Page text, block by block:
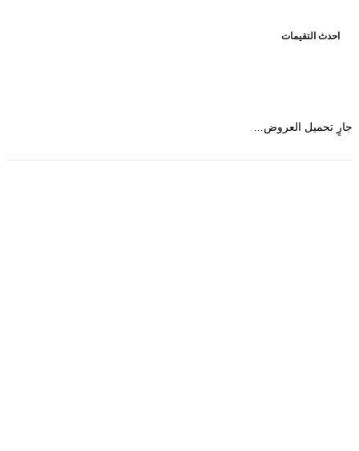
التقيمات
تحميل العروض...